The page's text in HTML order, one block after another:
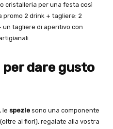
cristalleria per una festa così
promo 2 drink + tagliere: 2
un tagliere di aperitivo con
per dare gusto
le spezie sono una componente
ai fiori), regalate alla vostra